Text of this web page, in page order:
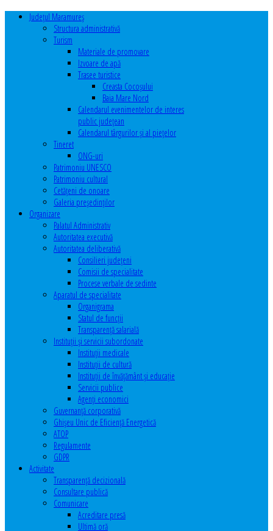
Judeţul Maramureş
Structura administrativă
Turism
Materiale de promovare
Izvoare de apă
Trasee turistice
Creasta Cocoșului
Baia Mare Nord
Calendarul evenimentelor de interes
public judeţean
Calendarul târgurilor şi al pieţelor
Tineret
ONG-uri
Patrimoniu UNESCO
Patrimoniu cultural
Cetăţeni de onoare
Galeria președinților
Organizare
Palatul Administrativ
Autoritatea executivă
Autoritatea deliberativă
Consilieri judeţeni
Comisii de specialitate
Procese verbale de sedinte
Aparatul de specialitate
Organigrama
Statul de funcții
Transparență salarială
Instituţii şi servicii subordonate
Instituţii medicale
Instituţii de cultură
Instituţii de învăţământ şi educaţie
Servicii publice
Agenţi economici
Guvernanță corporativă
Ghişeu Unic de Eficienţă Energetică
ATOP
Regulamente
GDPR
Activitate
Transparenţă decizională
Consultare publică
Comunicare
Acreditare presă
Ultimă oră